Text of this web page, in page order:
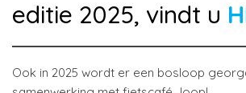
editie 2025, vindt u
Ook in 2025 wordt er een bosloop